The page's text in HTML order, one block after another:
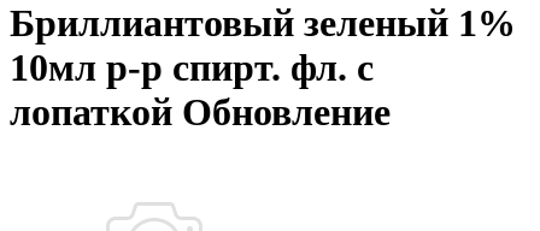
Бриллиантовый зеленый 1%
10мл р-р спирт. фл. с
лопаткой Обновление